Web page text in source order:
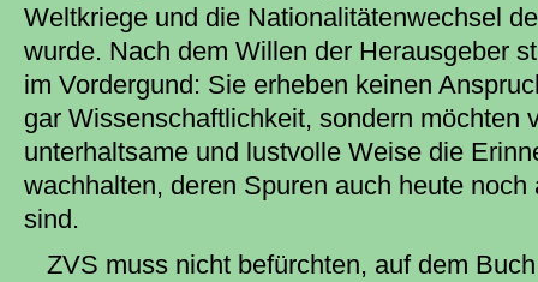
Weltkriege und die Nationalitätenwechsel
wurde. Nach dem Willen der Herausgeber
im Vordergund: Sie erheben keinen
gar Wissenschaftlichkeit, sondern möchten
unterhaltsame und lustvolle Weise die
wachhalten, deren Spuren auch heute
sind.
ZVS muss nicht befürchten, auf dem